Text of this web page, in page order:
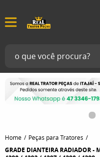
Home Peças para Tratores
GRADE DIANTEIRA RADIADOR -